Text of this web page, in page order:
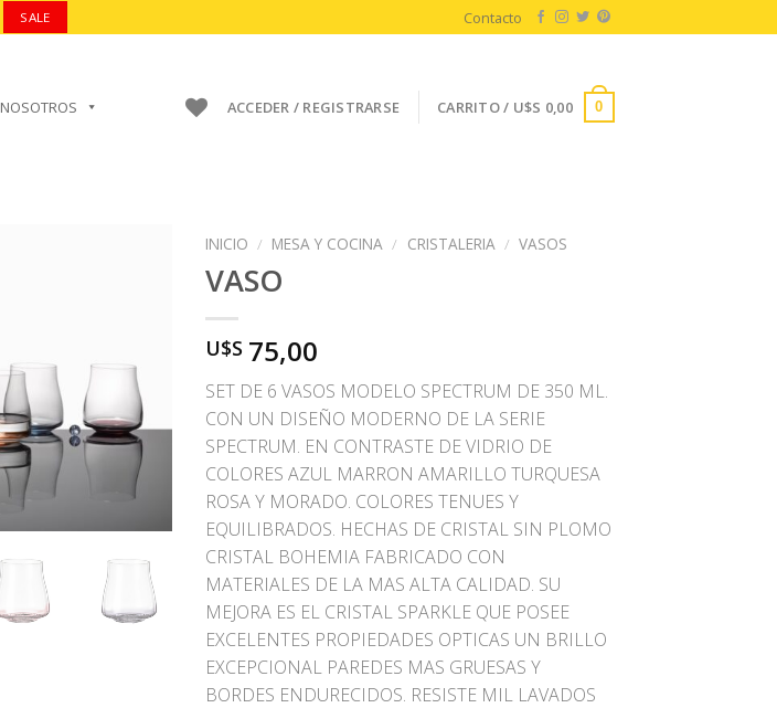
SALE Contacto
NOSOTROS ACCEDER / REGISTRARSE CARRITO / U$S 0,00 0
FAVORITOS
INICIO / MESA Y COCINA / CRISTALERIA / VASOS
VASO
U$S 75,00
SET DE 6 VASOS MODELO SPECTRUM DE 350 ML.
CON UN DISEÑO MODERNO DE LA SERIE
SPECTRUM. EN CONTRASTE DE VIDRIO DE
COLORES AZUL MARRON AMARILLO TURQUESA
ROSA Y MORADO. COLORES TENUES Y
EQUILIBRADOS. HECHAS DE CRISTAL SIN PLOMO
CRISTAL BOHEMIA FABRICADO CON
MATERIALES DE LA MAS ALTA CALIDAD. SU
MEJORA ES EL CRISTAL SPARKLE QUE POSEE
EXCELENTES PROPIEDADES OPTICAS UN BRILLO
EXCEPCIONAL PAREDES MAS GRUESAS Y
BORDES ENDURECIDOS. RESISTE MIL LAVADOS